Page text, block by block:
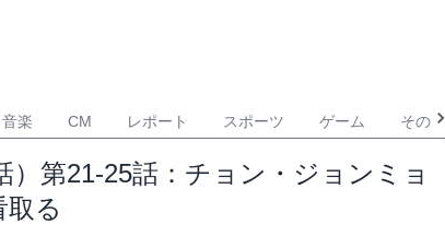
音楽 CM レポート スポーツ ゲーム その他
第21-25話：チョン・ジョンミョ
る